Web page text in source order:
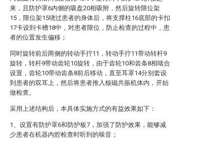
来，且防护罩6内侧的吸盘20相吸附，然后旋转限位架
15，限位架15绕过患者的身体后，将支撑柱16底部的卡扣
17卡设到卡槽18中，对患者限位，防止检查的过程中，患
者的位置发生偏移；
同时旋转前后两侧的转动手拧11，转动手拧11带动转杆9
旋转，转杆9带动齿轮10旋转，由于齿轮10和齿条8相啮合
设置，齿轮10带动齿条8前后移动，直至耳罩14分别套设
到患者的双耳上，然后将患者推入核磁共振机体内，开始
做检查。
采用上述结构后，本具体实施方式的有益效果如下：
1、设置有防护罩6和防护板7，加强了防护效果，能够减
少患者在机器内腔检查时听到的噪音；